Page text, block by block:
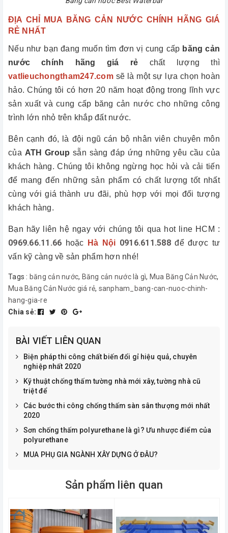
ĐỊA CHỈ MUA BĂNG CẢN NƯỚC CHÍNH HÃNG GIÁ
RẺ NHẤT
Nếu như bạn đang muốn tìm đơn vị cung cấp băng cản
nước chính hãng giá rẻ chất lượng thì
vatlieuchongtham247.com sẽ là một sự lựa chọn hoàn
hảo. Chúng tôi có hơn 20 năm hoạt động trong lĩnh vực
sản xuất và cung cấp băng cản nước cho những công
trình lớn nhỏ trên khắp đất nước.
Bên cạnh đó, là đội ngũ cán bộ nhân viên chuyên môn
của ATH Group sẵn sàng đáp ứng những yêu cầu của
khách hàng. Chúng tôi không ngừng học hỏi và cải tiến
để mang đến những sản phẩm có chất lượng tốt nhất
cùng với giá thành ưu đãi, phù hợp với mọi đối tượng
khách hàng.
Bạn hãy liên hệ ngay với chúng tôi qua hot line HCM :
0969.66.11.66 hoặc Hà Nội 0916.611.588để được tư
vấn kỹ càng về sản phẩm hơn nhé!
Tags : băng cản nước, Băng cản nước là gì, Mua Băng Cản Nước,
Mua Băng Cản Nước giá rẻ, sanpham_bang-can-nuoc-chinh-
hang-gia-re
Chia sẻ:
BÀI VIẾT LIÊN QUAN
Biện pháp thi công chất biến đổi gỉ hiệu quả, chuyên
nghiệp nhất 2020
Kỹ thuật chống thấm tường nhà mới xây, tường nhà cũ
triệt để
Các bước thi công chống thấm sàn sân thượng mới nhất
2020
Sơn chống thấm polyurethane là gì? Ưu nhược điểm của
polyurethane
MUA PHỤ GIA NGÀNH XÂY DỰNG Ở ĐÂU?
Sản phẩm liên quan